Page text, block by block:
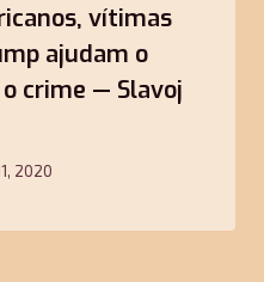
vítimas
ajudam o
crime — Slavoj
2020